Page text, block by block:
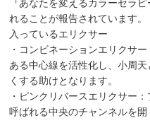
『あなたを変えるカラーセラ
れることが報告されています。
入っているエリクサー
・コンビネーションエリクサ
ある中心線を活性化し、小周
くする助けとなります。
・ピンクリバースエリクサー
呼ばれる中央のチャンネルを開